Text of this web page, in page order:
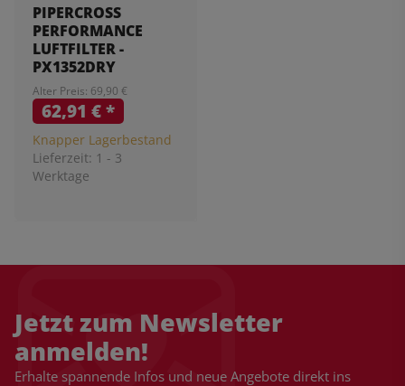
PIPERCROSS
PERFORMANCE
LUFTFILTER -
PX1352DRY
Alter Preis: 69,90 €
62,91 €*
Knapper Lagerbestand
Lieferzeit: 1 - 3
Werktage
Jetzt zum Newsletter
anmelden!
Erhalte spannende Infos und neue Angebote direkt ins